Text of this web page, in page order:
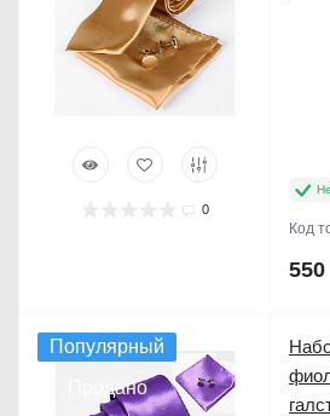
0
Код
550
Популярный
Продано